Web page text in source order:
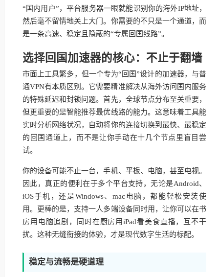
“国内用户”，平台服务器一眼就能识别你的海外IP地址，
然后毫不留情地关上大门。你需要的不只是一个通道，而
是一条高速、稳定且隐蔽的“专属回国线路”。
选择回国加速器的核心：不止于翻墙
市面上工具繁多，但一个专为“回国”设计的加速器，与普
通VPN有本质区别。它需要精准解决从海外访问国内服务
的特殊延迟和封锁问题。首先，全球节点分布至关重要，
但更重要的是智能推荐最优线路的能力。这意味着工具能
实时分析网络状况，自动将你的连接切换到最快、最稳定
的回国通道上，而不是让你手动在十几个节点里盲目尝
试。
你的设备可能不止一台，手机、平板、电脑，甚至电视。
因此，真正的便利在于多个平台支持，无论是Android、
iOS手机，还是Windows、mac电脑，都能轻松安装使
用。更棒的是，支持一人多端设备同时用，让你可以在书
房用电脑追剧，同时在厨房用iPad看美食直播，互不干
扰。这种无缝衔接的体验，才是现代数字生活的标配。
稳定与流畅是硬道理